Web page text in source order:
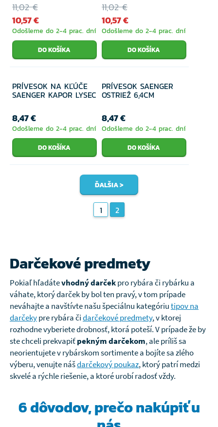
11,02 €
10,57 €
Odošleme do 2-4 prac. dní
11,02 €
10,57 €
Odošleme do 2-4 prac. dní
PRÍVESOK NA KĽÚČE
SAENGER KAPOR LYSEC
8,47 €
Odošleme do 2-4 prac. dní
PRÍVESOK SAENGER
OSTRIEŽ 6,4CM
8,47 €
Odošleme do 2-4 prac. dní
ĎALŠIA >
1 2
Darčekové predmety
Pokiaľ hľadátevhodný darčekpro rybára či rybárku a
váhate, ktorý darček by bol ten pravý, v tom prípade
neváhajte a navštívte našu špeciálnu kategóriutipov na
darčekypre rybára čidarčekové predmety, v ktorej
rozhodne vyberiete drobnosť, ktorá poteší. V prípade že by
ste chceli prekvapiťpekným darčekom, ale príliš sa
neorientujete v rybárskom sortimente a bojíte sa zlého
výberu, venujte nášdarčekový poukaz, ktorý patrí medzi
skvelé a rýchle riešenie, a ktoré urobí radosť vždy.
6 dôvodov, prečonakúpiť u